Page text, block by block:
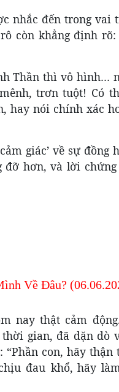
nhắc đến trong vai
còn khẳng định
Thần thì vô hình…
trơn tuột! Có
hay nói chính xác
giác’ về sự đồng
hơn, và lời
Về Đâu?
nay thật cảm
gian, đã dặn dò
“Phần con, hãy
đau khổ, hãy